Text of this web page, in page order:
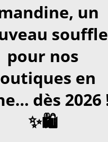
en argent massif
argent
un
souffle
pour nos
en
dès 2026
✨🛍️